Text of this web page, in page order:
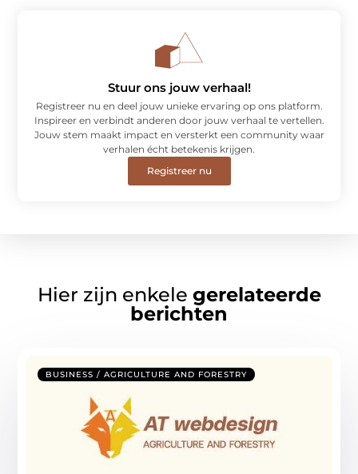
Stuur ons jouw verhaal!
Registreer nu en deel jouw unieke ervaring op ons platform.
Inspireer en verbindt anderen door jouw verhaal te vertellen.
Jouw stem maakt impact en versterkt een community waar
verhalen écht betekenis krijgen.
Registreer nu
Hier zijn enkele gerelateerde
berichten
BUSINESS / AGRICULTURE AND FORESTRY